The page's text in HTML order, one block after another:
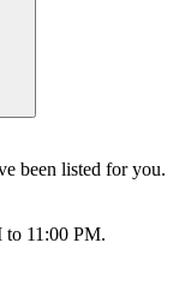
been listed for you.
to 11:00 PM.